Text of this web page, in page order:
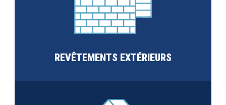
REVÊTEMENTS EXTÉRIEURS